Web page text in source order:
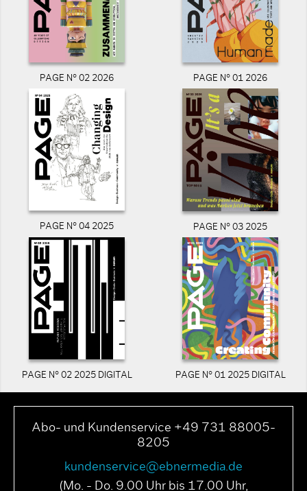
PAGE N° 02 2026 PAGE N° 01 2026
PAGE N° 04 2025 PAGE N° 03 2025
PAGE N° 02 2025 DIGITAL PAGE N° 01 2025 DIGITAL
Abo- und Kundenservice +49 731 88005-
8205
kundenservice@ebnermedia.de
(Mo. - Do. 9.00 Uhr bis 17.00 Uhr,